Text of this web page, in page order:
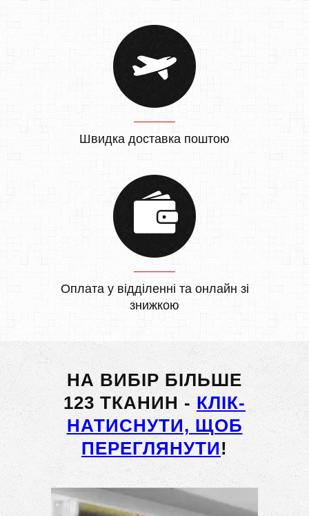
Швидка доставка поштою
Оплата у відділенні та онлайн зі
знижкою
НА ВИБІР БІЛЬШЕ
123 ТКАНИН - КЛІК-
НАТИСНУТИ, ЩОБ
ПЕРЕГЛЯНУТИ!